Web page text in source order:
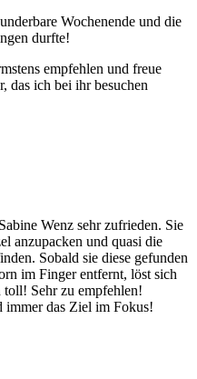
Wochenende und die
durfte!
empfehlen und freue
das ich bei ihr besuchen
Wenz sehr zufrieden. Sie
anzupacken und quasi die
Sobald sie diese gefunden
im Finger entfernt, löst sich
Sehr zu empfehlen!
immer das Ziel im Fokus!